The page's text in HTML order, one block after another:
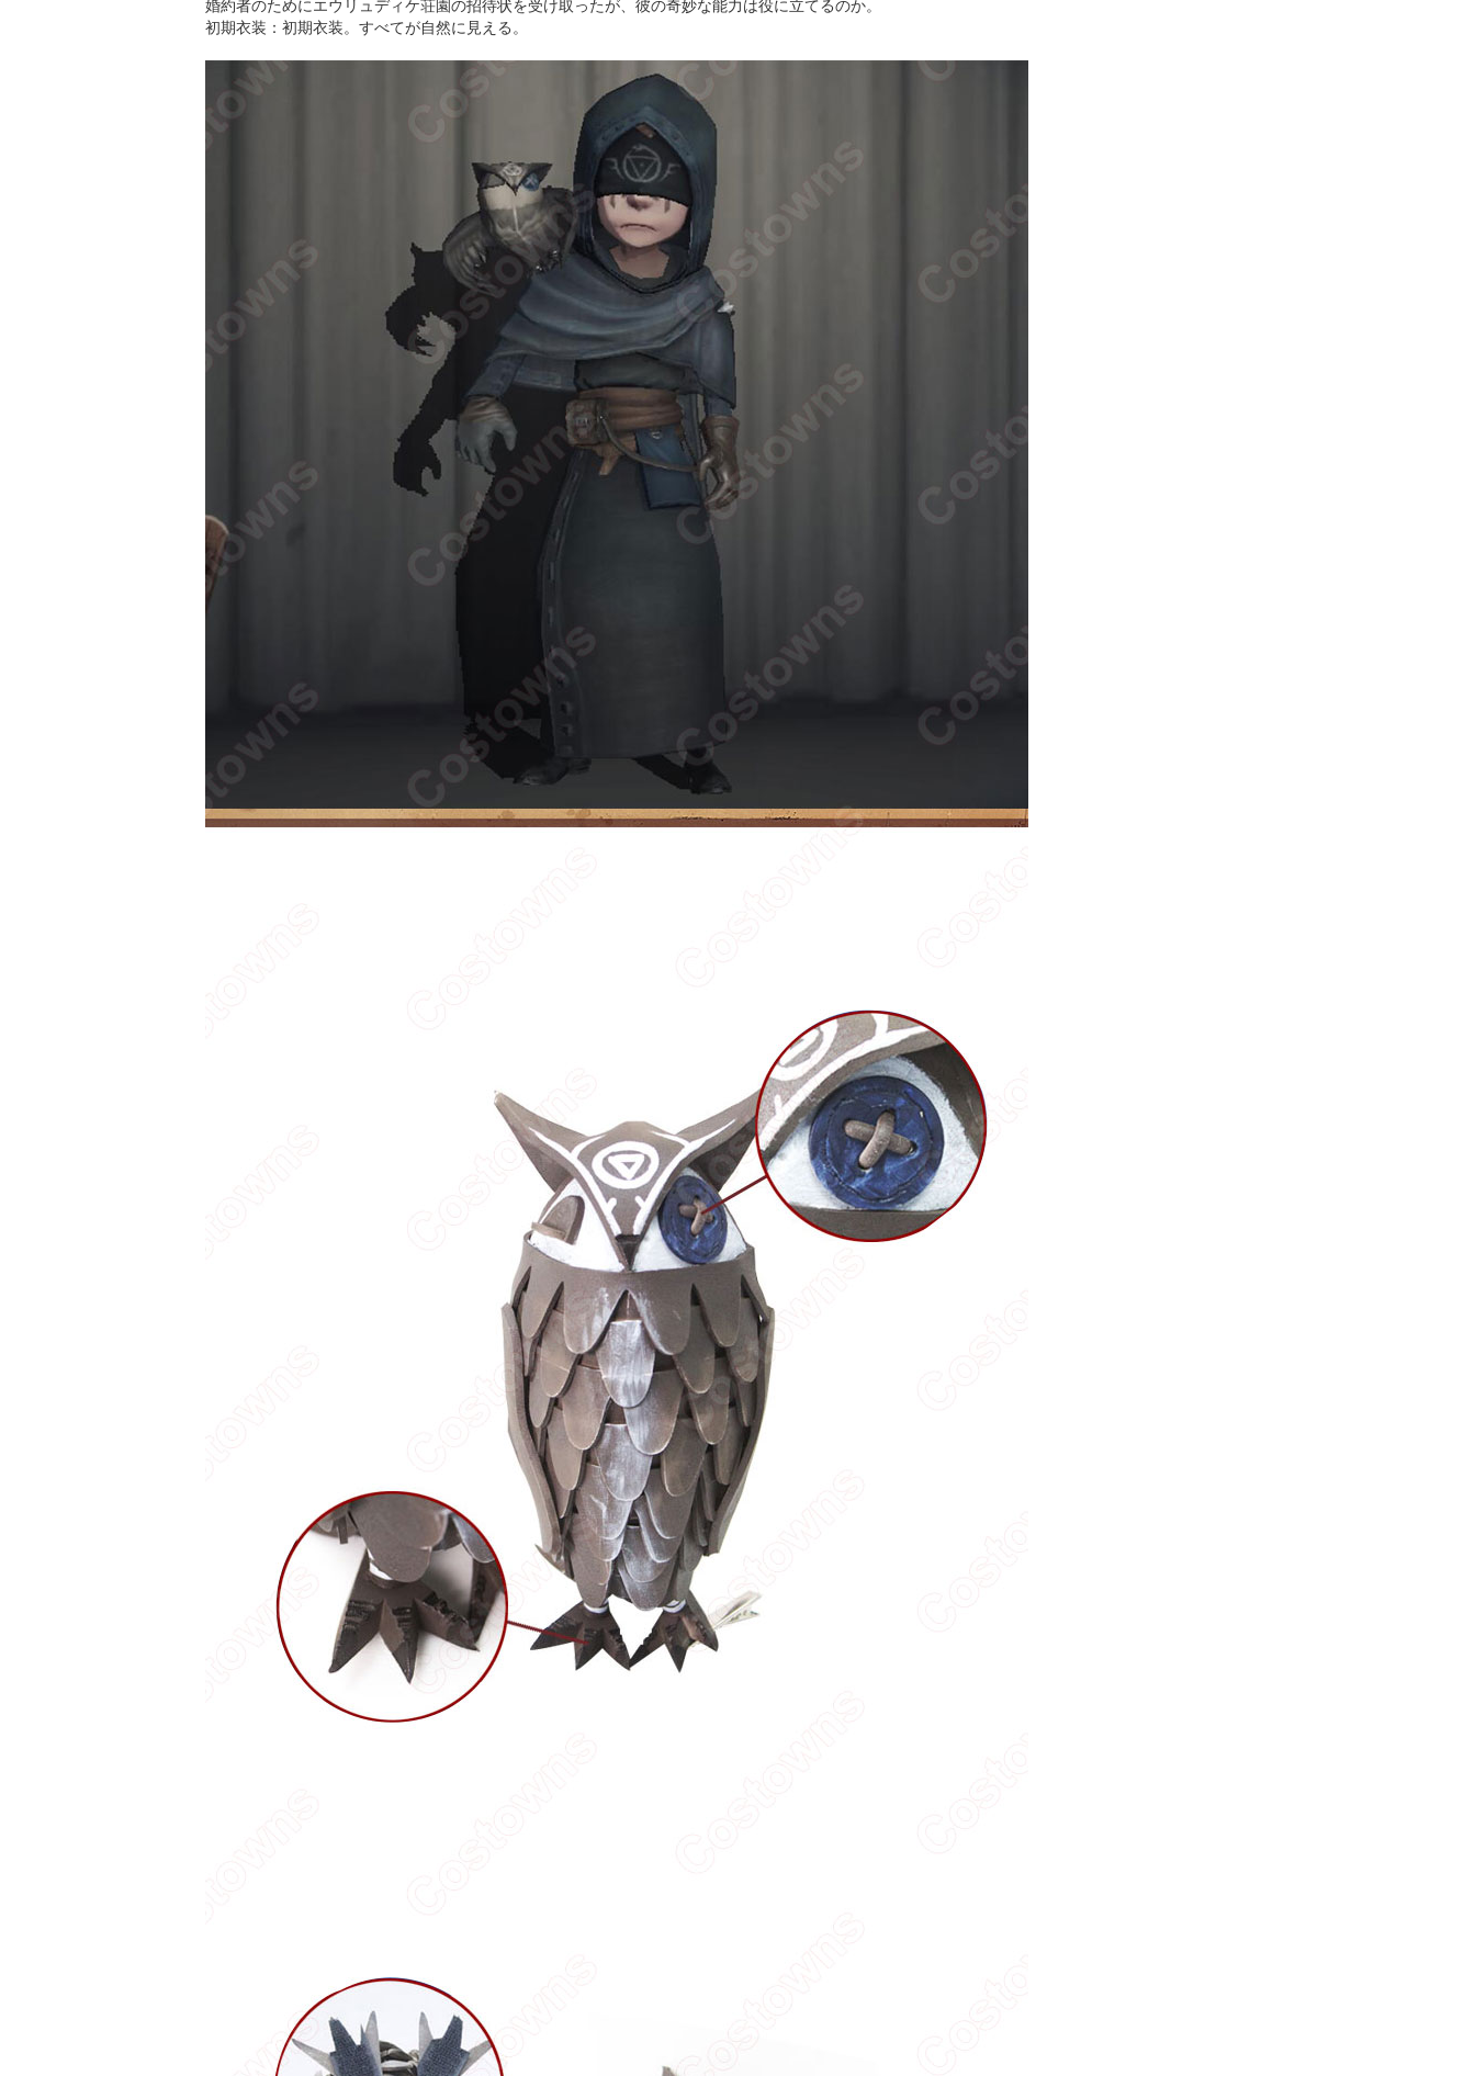
婚約者のためにエウリュディケ荘園の招待状を受け取ったが、彼の奇妙な能力は役に立てるのか。
初期衣装：初期衣装。すべてが自然に見える。